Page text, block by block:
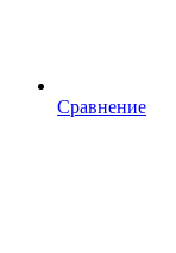
Сравнение